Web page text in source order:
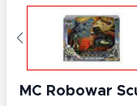
MC Robowar